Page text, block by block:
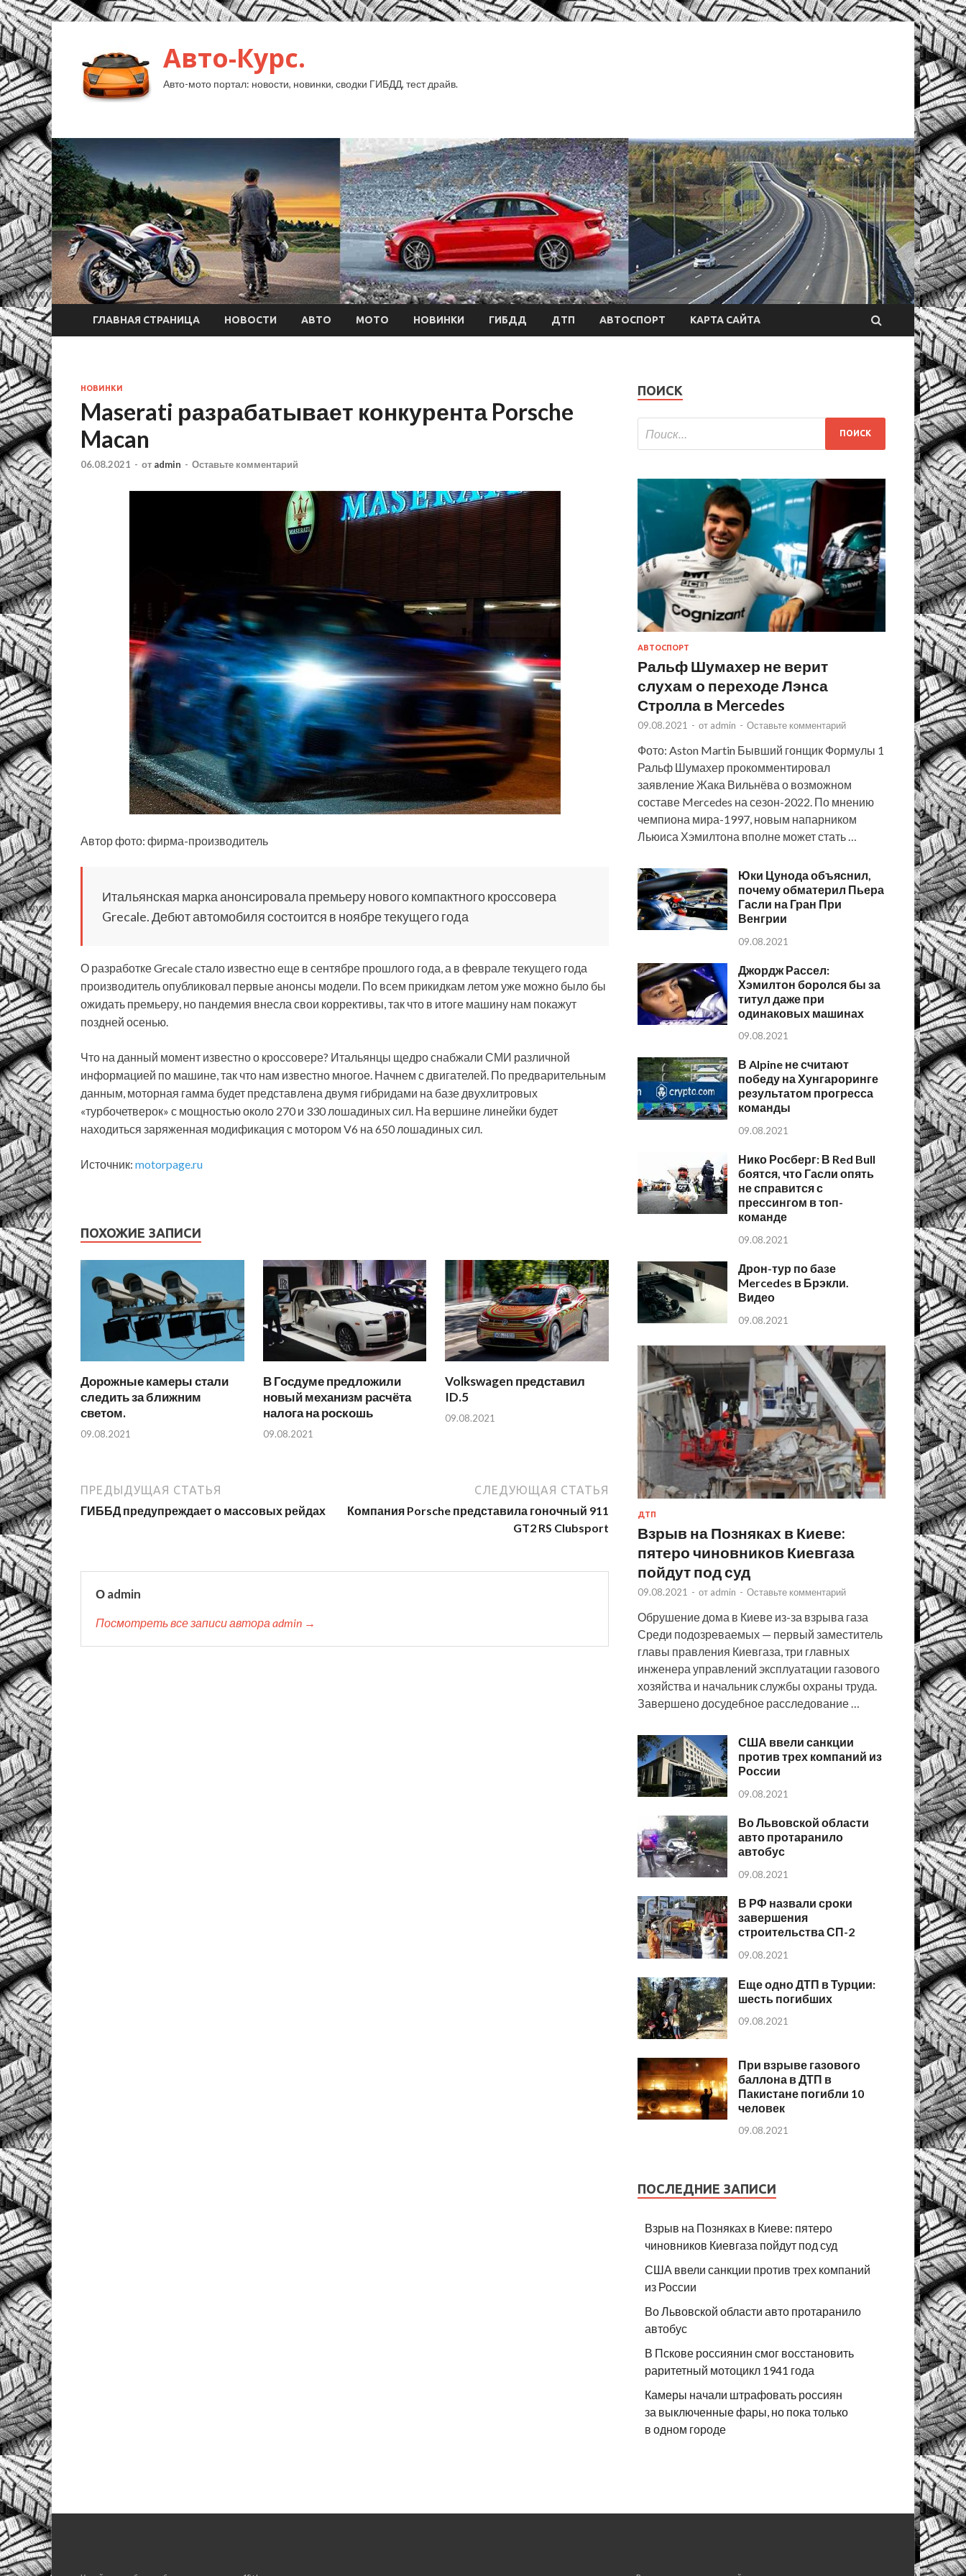
Авто-Курс.
Авто-мото портал: новости, новинки, сводки ГИБДД, тест драйв.
ГЛАВНАЯ СТРАНИЦА НОВОСТИ АВТО МОТО НОВИНКИ ГИБДД ДТП АВТОСПОРТ КАРТА САЙТА
НОВИНКИ
Maserati разрабатывает конкурента Porsche
Macan
06.08.2021 - от admin - Оставьте комментарий
Автор фото: фирма-производитель
Итальянская марка анонсировала премьеру нового компактного кроссовера
Grecale. Дебют автомобиля состоится в ноябре текущего года
О разработке Grecale стало известно еще в сентябре прошлого года, а в феврале текущего года
производитель опубликовал первые анонсы модели. По всем прикидкам летом уже можно было бы
ожидать премьеру, но пандемия внесла свои коррективы, так что в итоге машину нам покажут
поздней осенью.
Что на данный момент известно о кроссовере? Итальянцы щедро снабжали СМИ различной
информацией по машине, так что нам известно многое. Начнем с двигателей. По предварительным
данным, моторная гамма будет представлена двумя гибридами на базе двухлитровых
«турбочетверок» с мощностью около 270 и 330 лошадиных сил. На вершине линейки будет
находиться заряженная модификация с мотором V6 на 650 лошадиных сил.
Источник: motorpage.ru
ПОХОЖИЕ ЗАПИСИ
Дорожные камеры стали
следить за ближним
светом.
09.08.2021
В Госдуме предложили
новый механизм расчёта
налога на роскошь
09.08.2021
Volkswagen представил
ID.5
09.08.2021
ПРЕДЫДУЩАЯ СТАТЬЯ
ГИББД предупреждает о массовых рейдах
СЛЕДУЮЩАЯ СТАТЬЯ
Компания Porsche представила гоночный 911
GT2 RS Clubsport
О admin
Посмотреть все записи автора admin →
ПОИСК
АВТОСПОРТ
Ральф Шумахер не верит
слухам о переходе Лэнса
Стролла в Mercedes
09.08.2021 - от admin - Оставьте комментарий
Фото: Aston Martin Бывший гонщик Формулы 1
Ральф Шумахер прокомментировал
заявление Жака Вильнёва о возможном
составе Mercedes на сезон-2022. По мнению
чемпиона мира-1997, новым напарником
Льюиса Хэмилтона вполне может стать …
Юки Цунода объяснил,
почему обматерил Пьера
Гасли на Гран При
Венгрии
09.08.2021
Джордж Рассел:
Хэмилтон боролся бы за
титул даже при
одинаковых машинах
09.08.2021
В Alpine не считают
победу на Хунгароринге
результатом прогресса
команды
09.08.2021
Нико Росберг: В Red Bull
боятся, что Гасли опять
не справится с
прессингом в топ-
команде
09.08.2021
Дрон-тур по базе
Mercedes в Брэкли.
Видео
09.08.2021
ДТП
Взрыв на Позняках в Киеве:
пятеро чиновников Киевгаза
пойдут под суд
09.08.2021 - от admin - Оставьте комментарий
Обрушение дома в Киеве из-за взрыва газа
Среди подозреваемых — первый заместитель
главы правления Киевгаза, три главных
инженера управлений эксплуатации газового
хозяйства и начальник службы охраны труда.
Завершено досудебное расследование …
США ввели санкции
против трех компаний из
России
09.08.2021
Во Львовской области
авто протаранило
автобус
09.08.2021
В РФ назвали сроки
завершения
строительства СП-2
09.08.2021
Еще одно ДТП в Турции:
шесть погибших
09.08.2021
При взрыве газового
баллона в ДТП в
Пакистане погибли 10
человек
09.08.2021
ПОСЛЕДНИЕ ЗАПИСИ
Взрыв на Позняках в Киеве: пятеро
чиновников Киевгаза пойдут под суд
США ввели санкции против трех компаний
из России
Во Львовской области авто протаранило
автобус
В Пскове россиянин смог восстановить
раритетный мотоцикл 1941 года
Камеры начали штрафовать россиян
за выключенные фары, но пока только
в одном городе